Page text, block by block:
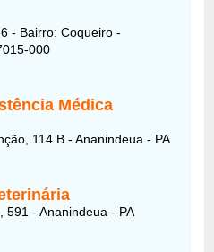
- Bairro: Coqueiro -
000
Médica
114 B - Ananindeua - PA
591 - Ananindeua - PA